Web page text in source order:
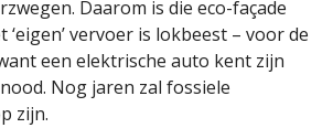
Daarom is die eco-façade
vervoer is lokbeest – voor de
een elektrische auto kent zijn
Nog jaren zal fossiele
zijn.